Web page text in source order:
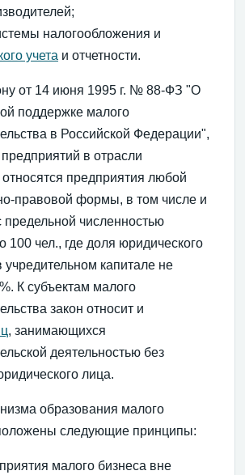
налогообложения и
учета и отчетности.
от 14 июня 1995 г. № 88-ФЗ "О
поддержке малого
в Российской Федерации",
в отрасли
относятся предприятия любой
правовой формы, в том числе и
предельной численностью
100 чел., где доля юридического
учредительном капитале не
К субъектам малого
закон относит и
, занимающихся
деятельностью без
лица.
образования малого
следующие принципы:
малого бизнеса вне